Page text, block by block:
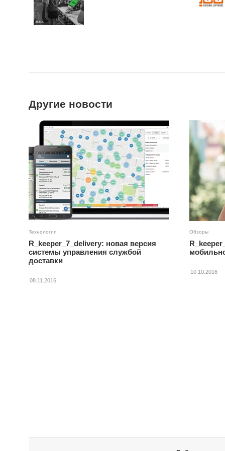
Другие новости
Технологии
R_keeper_7_delivery: новая версия
системы управления службой
доставки
08.11.2016
Обзоры
10.10.2016